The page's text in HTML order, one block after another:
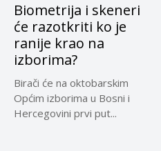
Biometrija i skeneri
će razotkriti ko je
ranije krao na
izborima?
Birači će na oktobarskim
Općim izborima u Bosni i
Hercegovini prvi put...